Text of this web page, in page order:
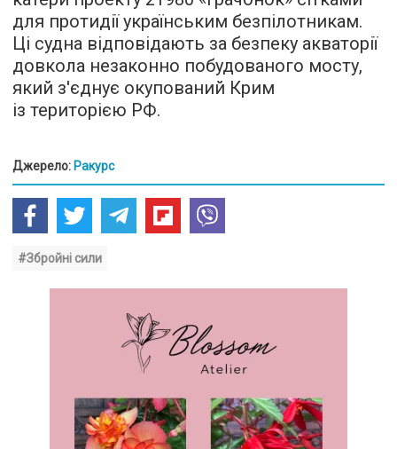
для протидії українським безпілотникам.
Ці судна відповідають за безпеку акваторії
довкола незаконно побудованого мосту,
який з'єднує окупований Крим
із територією РФ.
Джерело: Ракурс
#Збройні сили